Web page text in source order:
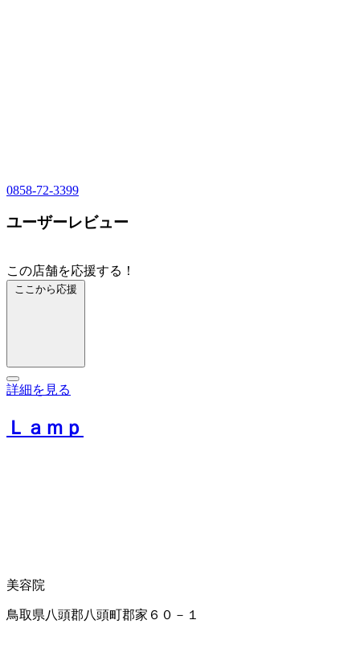
0858-72-3399
ユーザーレビュー
この店舗を応援する！
ここから応援
詳細を見る
Ｌａｍｐ
美容院
鳥取県八頭郡八頭町郡家６０－１